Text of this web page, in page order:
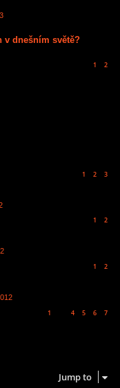
v dnešním světě?
1 2
1 2 3
1 2
1 2
1 4 5 6 7
Jump to